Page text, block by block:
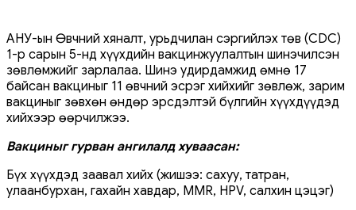
АНУ-ын Өвчний хяналт, урьдчилан сэргийлэх төв (CDC)
1-р сарын 5-нд хүүхдийн вакцинжуулалтын шинэчилсэн
зөвлөмжийг зарлалаа. Шинэ удирдамжид өмнө 17
байсан вакциныг 11 өвчний эсрэг хийхийг зөвлөж, зарим
вакциныг зөвхөн өндөр эрсдэлтэй бүлгийн хүүхдүүдэд
хийхээр өөрчилжээ.
Вакциныг гурван ангилалд хуваасан:
Бүх хүүхдэд заавал хийх (жишээ: сахуу, татран,
улаанбурхан, гахайн хавдар, MMR, HPV, салхин цэцэг)